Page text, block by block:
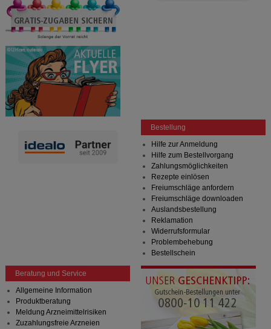
Bestellung
Hilfe zur Anmeldung
Hilfe zum Bestellvorgang
Zahlungsmöglichkeiten
Rezepte einlösen
Freiumschläge anfordern
Freiumschläge downloaden
Auslandsbestellung
Reklamation
Widerrufsformular
Problembehebung
Bestellschein
Beratung und Service
Allgemeine Information
Produktberatung
Meldung Arzneimittelrisiken
Zuzahlungsfreie Arzneien